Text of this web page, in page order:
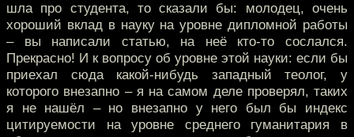
шла про студента, то сказали бы: молодец, очень
хороший вклад в науку на уровне дипломной работы
– вы написали статью, на неё кто-то сослался.
Прекрасно! И к вопросу об уровне этой науки: если бы
приехал сюда какой-нибудь западный теолог, у
которого внезапно – я на самом деле проверял, таких
я не нашёл – но внезапно у него был бы индекс
цитируемости на уровне среднего гуманитария в